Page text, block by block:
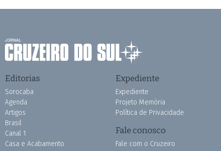
Editorias
Sorocaba
Agenda
Artigos
Brasil
Canal 1
Casa e Acabamento
Expediente
Expediente
Projeto Memória
Política de Privacidade
Fale conosco
Fale com o Cruzeiro